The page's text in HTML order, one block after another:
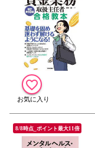
8/8時点_ポイント最大11倍